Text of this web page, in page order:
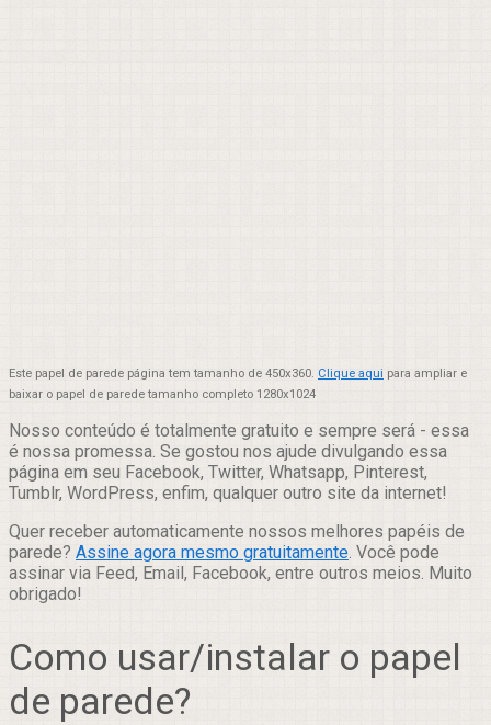
Este papel de parede página tem tamanho de 450x360. Clique aqui para ampliar e
baixar o papel de parede tamanho completo 1280x1024
Nosso conteúdo é totalmente gratuito e sempre será - essa
é nossa promessa. Se gostou nos ajude divulgando essa
página em seu Facebook, Twitter, Whatsapp, Pinterest,
Tumblr, WordPress, enfim, qualquer outro site da internet!
Quer receber automaticamente nossos melhores papéis de
parede? Assine agora mesmo gratuitamente. Você pode
assinar via Feed, Email, Facebook, entre outros meios. Muito
obrigado!
Como usar/instalar o papel
de parede?